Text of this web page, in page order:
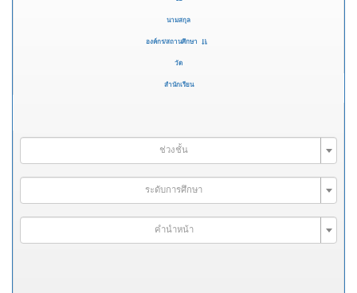
นามสกุล
องค์กร/สถานศึกษา
วัด
สำนักเรียน
ช่วงชั้น
ระดับการศึกษา
คำนำหน้า